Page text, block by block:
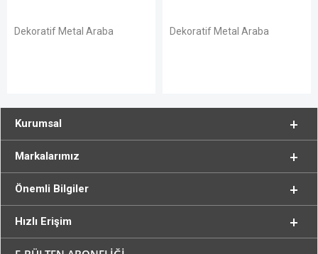
Dekoratif Metal Araba Dekoratif Metal Araba
Kurumsal
Markalarımız
Önemli Bilgiler
Hızlı Erişim